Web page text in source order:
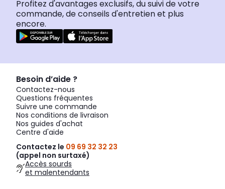
Profitez d'avantages exclusifs, du suivi de votre
commande, de conseils d'entretien et plus
encore.
Besoin d’aide ?
Contactez-nous
Questions fréquentes
Suivre une commande
Nos conditions de livraison
Nos guides d'achat
Centre d'aide
Contactez le 09 69 32 32 23
(appel non surtaxé)
Accès sourds
et malentendants